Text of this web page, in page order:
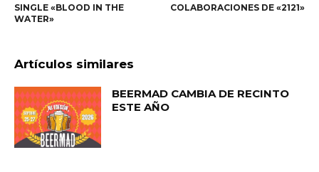
SINGLE «BLOOD IN THE
WATER»
COLABORACIONES DE «2121»
Artículos similares
BEERMAD CAMBIA DE RECINTO
ESTE AÑO